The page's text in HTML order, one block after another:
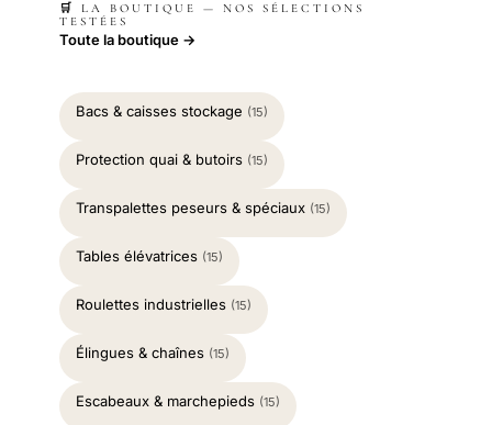
🛒 LA BOUTIQUE — NOS SÉLECTIONS
TESTÉES
Toute la boutique →
Bacs & caisses stockage (15)
Protection quai & butoirs (15)
Transpalettes peseurs & spéciaux (15)
Tables élévatrices (15)
Roulettes industrielles (15)
Élingues & chaînes (15)
Escabeaux & marchepieds (15)